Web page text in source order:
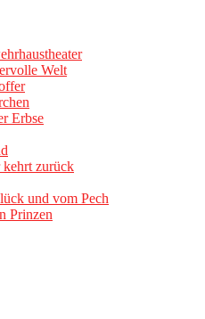
Welt
Erbse
kehrt zurück
und vom Pech
Prinzen